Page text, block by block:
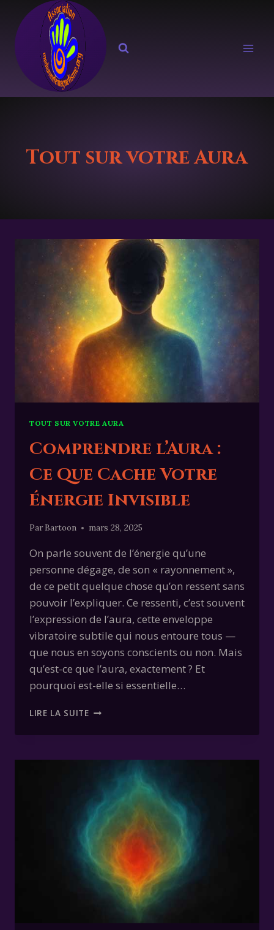
contenu
Tout sur votre Aura
TOUT SUR VOTRE AURA
Comprendre l’Aura :
Ce Que Cache Votre
Énergie Invisible
Par Bartoon mars 28, 2025
On parle souvent de l’énergie qu’une
personne dégage, de son « rayonnement »,
de ce petit quelque chose qu’on ressent sans
pouvoir l’expliquer. Ce ressenti, c’est souvent
l’expression de l’aura, cette enveloppe
vibratoire subtile qui nous entoure tous —
que nous en soyons conscients ou non. Mais
qu’est-ce que l’aura, exactement ? Et
pourquoi est-elle si essentielle…
LIRE LA SUITECOMPRENDRE
:
QUE
VOTRE
ÉNERGIE
INVISIBLE